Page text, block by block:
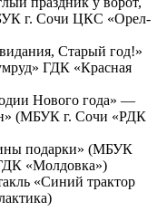
г. Сочи ЦКС «Орел-
Старый год!»
ГДК «Красная
Нового года» —
(МБУК г. Сочи «РДК
подарки» (МБУК
«Молдовка»)
«Синий трактор